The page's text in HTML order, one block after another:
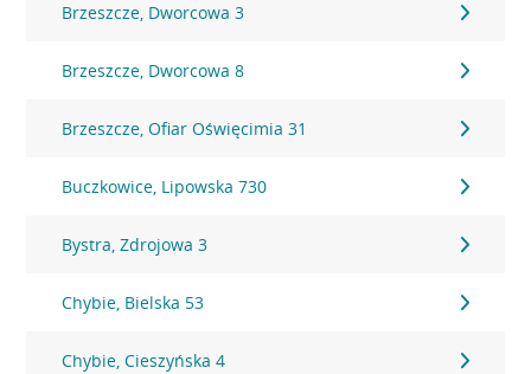
Brzeszcze, Dworcowa 3
Brzeszcze, Dworcowa 8
Brzeszcze, Ofiar Oświęcimia 31
Buczkowice, Lipowska 730
Bystra, Zdrojowa 3
Chybie, Bielska 53
Chybie, Cieszyńska 4